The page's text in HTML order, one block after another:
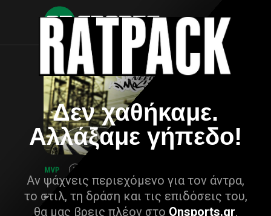
Δεν χαθήκαμε.
Αλλάξαμε γήπεδο!
Αν ψάχνεις περιεχόμενο για τον άντρα,
το στιλ, τη δράση και τις επιδόσεις του,
θα μας βρεις πλέον στο Onsports.gr,